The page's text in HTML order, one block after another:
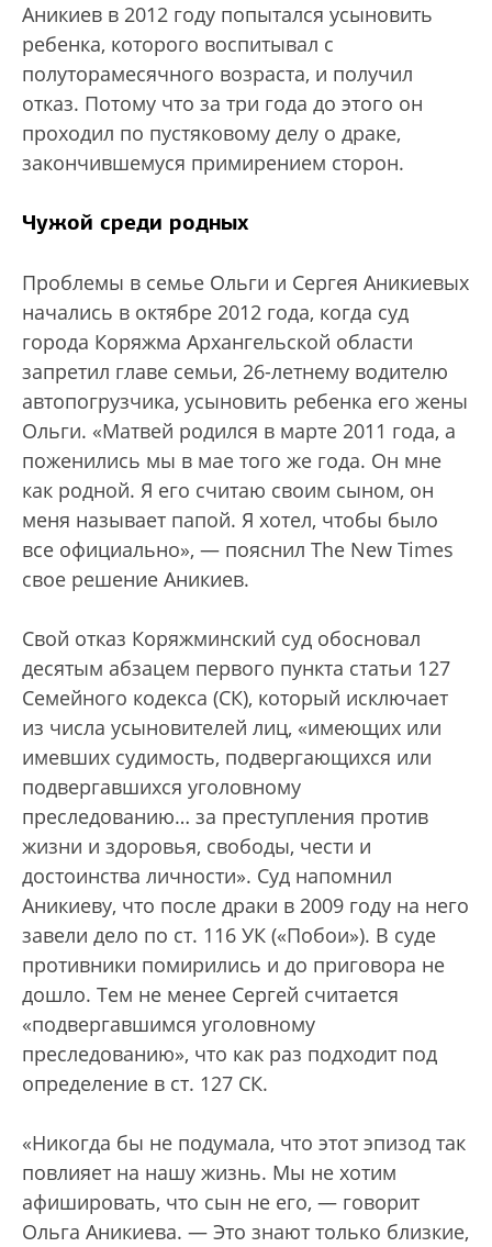
Аникиев в 2012 году попытался усыновить
ребенка, которого воспитывал с
полуторамесячного возраста, и получил
отказ. Потому что за три года до этого он
проходил по пустяковому делу о драке,
закончившемуся примирением сторон.
Чужой среди родных
Проблемы в семье Ольги и Сергея Аникиевых
начались в октябре 2012 года, когда суд
города Коряжма Архангельской области
запретил главе семьи, 26-летнему водителю
автопогрузчика, усыновить ребенка его жены
Ольги. «Матвей родился в марте 2011 года, а
поженились мы в мае того же года. Он мне
как родной. Я его считаю своим сыном, он
меня называет папой. Я хотел, чтобы было
все официально», — пояснил The New Times
свое решение Аникиев.
Свой отказ Коряжминский суд обосновал
десятым абзацем первого пункта статьи 127
Семейного кодекса (СК), который исключает
из числа усыновителей лиц, «имеющих или
имевших судимость, подвергающихся или
подвергавшихся уголовному
преследованию… за преступления против
жизни и здоровья, свободы, чести и
достоинства личности». Суд напомнил
Аникиеву, что после драки в 2009 году на него
завели дело по ст. 116 УК («Побои»). В суде
противники помирились и до приговора не
дошло. Тем не менее Сергей считается
«подвергавшимся уголовному
преследованию», что как раз подходит под
определение в ст. 127 СК.
«Никогда бы не подумала, что этот эпизод так
повлияет на нашу жизнь. Мы не хотим
афишировать, что сын не его, — говорит
Ольга Аникиева. — Это знают только близкие,